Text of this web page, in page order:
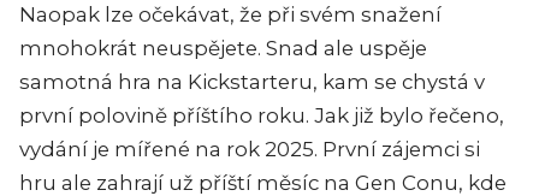
Naopak lze očekávat, že při svém snažení
mnohokrát neuspějete. Snad ale uspěje
samotná hra na Kickstarteru, kam se chystá v
první polovině příštího roku. Jak již bylo řečeno,
vydání je mířené na rok 2025. První zájemci si
hru ale zahrají už příští měsíc na Gen Conu, kde